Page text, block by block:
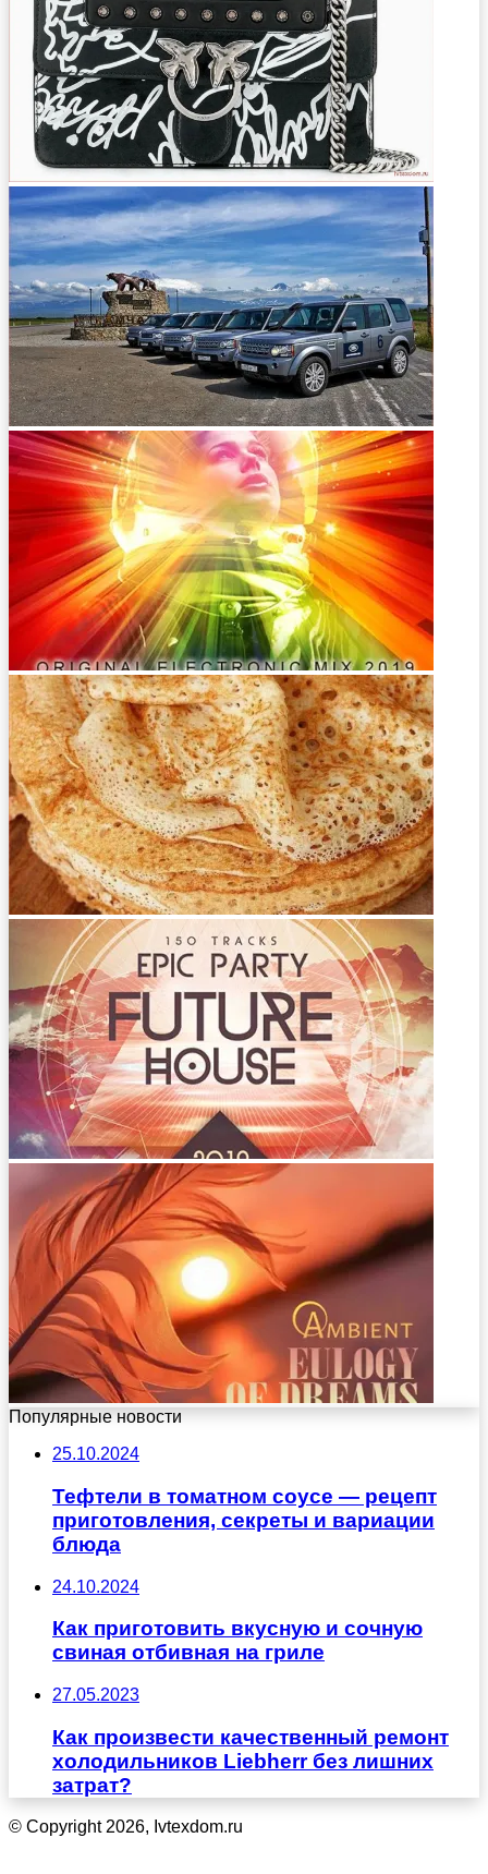
Популярные новости
25.10.2024
Тефтели в томатном соусе — рецепт
приготовления, секреты и вариации
блюда
24.10.2024
Как приготовить вкусную и сочную
свиная отбивная на гриле
27.05.2023
Как произвести качественный ремонт
холодильников Liebherr без лишних
затрат?
© Copyright 2026, Ivtexdom.ru